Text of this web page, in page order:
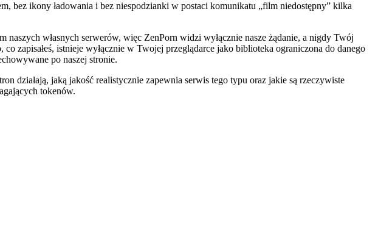
bez ikony ładowania i bez niespodzianki w postaci komunikatu „film niedostępny” kilka
własnych serwerów, więc ZenPorn widzi wyłącznie nasze żądanie, a nigdy Twój
zapisałeś, istnieje wyłącznie w Twojej przeglądarce jako biblioteka ograniczona do danego
po naszej stronie.
działają, jaką jakość realistycznie zapewnia serwis tego typu oraz jakie są rzeczywiste
tokenów.